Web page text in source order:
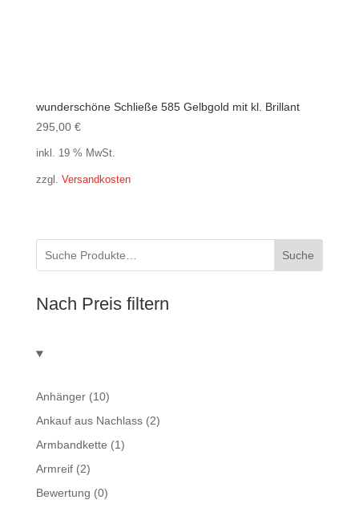
wunderschöne Schließe 585 Gelbgold mit kl. Brillant
295,00 €
inkl. 19 % MwSt.
zzgl. Versandkosten
Suche
Nach Preis filtern
Anhänger(10)
Ankauf aus Nachlass(2)
Armbandkette (1)
Armreif(2)
Bewertung (0)